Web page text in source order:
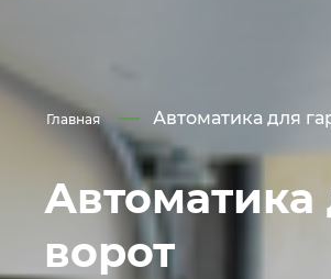
Главная Автоматика для
ворот